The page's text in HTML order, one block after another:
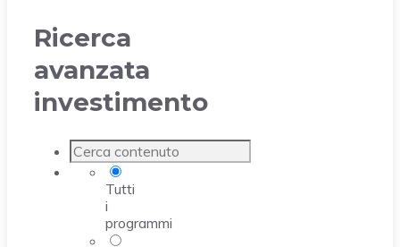
Ricerca
avanzata
investimento
Tutti
i
programmi